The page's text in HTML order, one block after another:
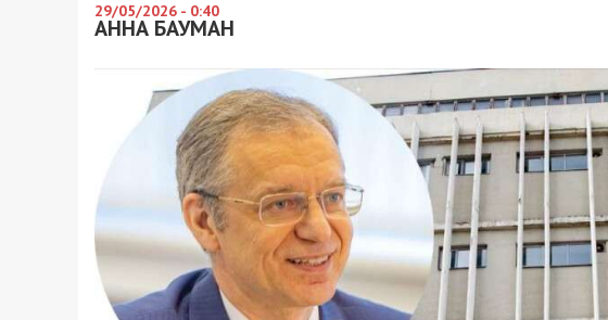
29/05/2026 - 0:40
АННА БАУМАН